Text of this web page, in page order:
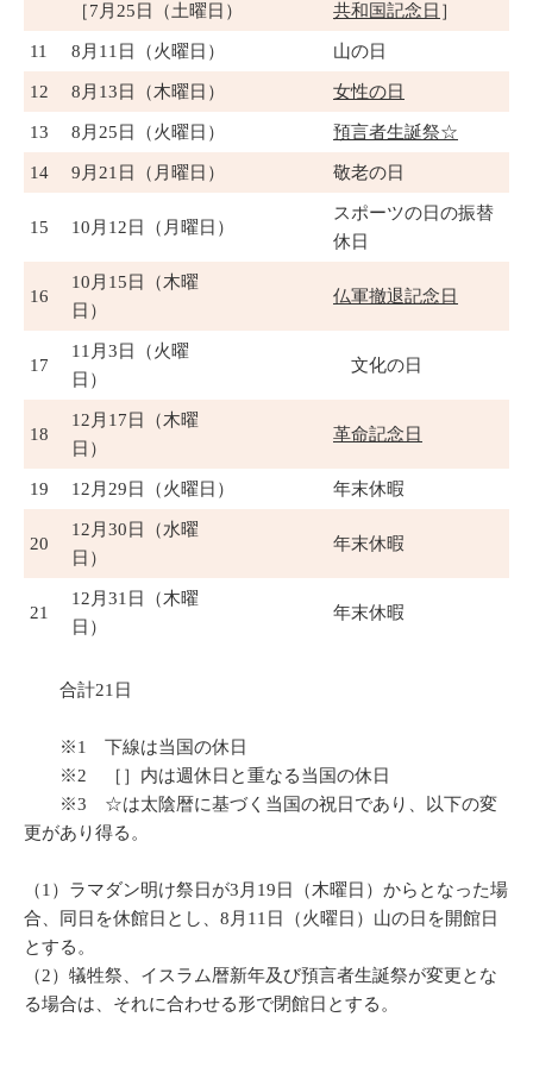
［7月25日（土曜日） 共和国記念日 ］
11 8月11日（火曜日） 山の日
12 8月13日（木曜日） 女性の日
13 8月25日（火曜日） 預言者生誕祭☆
14 9月21日（月曜日） 敬老の日
15 10月12日（月曜日）
スポーツの日の振替
休日
16
10月15日（木曜
日）
仏軍撤退記念日
17
11月3日（火曜
日）
文化の日
18
12月17日（木曜
日）
革命記念日
19 12月29日（火曜日） 年末休暇
20
12月30日（水曜
日）
年末休暇
21
12月31日（木曜
日）
年末休暇
合計21日
※1 下線は当国の休日
※2 ［］内は週休日と重なる当国の休日
※3 ☆は太陰暦に基づく当国の祝日であり、以下の変
更があり得る。
（1）ラマダン明け祭日が3月19日（木曜日）からとなった場
合、同日を休館日とし、8月11日（火曜日）山の日を開館日
とする。
（2）犠牲祭、イスラム暦新年及び預言者生誕祭が変更とな
る場合は、それに合わせる形で閉館日とする。